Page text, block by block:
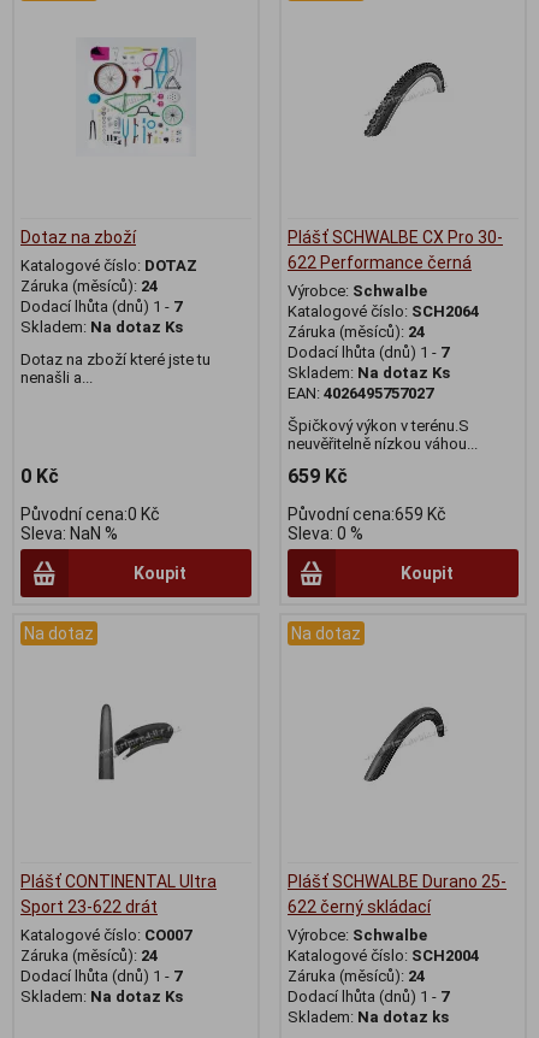
Dotaz na zboží
Katalogové číslo: DOTAZ
Záruka (měsíců): 24
Dodací lhůta (dnů) 1 - 7
Skladem: Na dotaz Ks
Dotaz na zboží které jste tu
nenašli a...
0 Kč
Původní cena:0 Kč
Sleva: NaN %
Koupit
Plášť SCHWALBE CX Pro 30-
622 Performance černá
Výrobce: Schwalbe
Katalogové číslo: SCH2064
Záruka (měsíců): 24
Dodací lhůta (dnů) 1 - 7
Skladem: Na dotaz Ks
EAN: 4026495757027
Špičkový výkon v terénu.S
neuvěřitelně nízkou váhou...
659 Kč
Původní cena:659 Kč
Sleva: 0 %
Koupit
Na dotaz
Plášť CONTINENTAL Ultra
Sport 23-622 drát
Katalogové číslo: CO007
Záruka (měsíců): 24
Dodací lhůta (dnů) 1 - 7
Skladem: Na dotaz Ks
Na dotaz
Plášť SCHWALBE Durano 25-
622 černý skládací
Výrobce: Schwalbe
Katalogové číslo: SCH2004
Záruka (měsíců): 24
Dodací lhůta (dnů) 1 - 7
Skladem: Na dotaz ks